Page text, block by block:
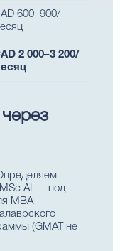
600–900/
2 000–3 200/
AI — под
MBA
(GMAT не